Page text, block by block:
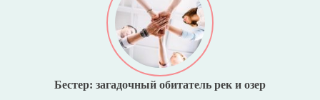
Бестер: загадочный обитатель рек и озер